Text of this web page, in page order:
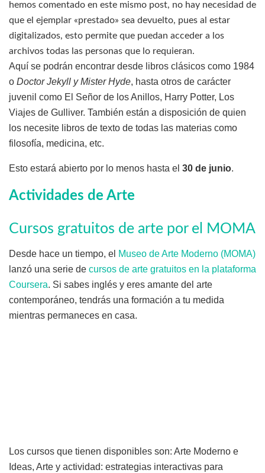
hemos comentado en este mismo post, no hay necesidad de
que el ejemplar «prestado» sea devuelto, pues al estar
digitalizados, esto permite que puedan acceder a los
archivos todas las personas que lo requieran.
Aquí se podrán encontrar desde libros clásicos como 1984
o Doctor Jekyll y Mister Hyde, hasta otros de carácter
juvenil como El Señor de los Anillos, Harry Potter, Los
Viajes de Gulliver. También están a disposición de quien
los necesite libros de texto de todas las materias como
filosofía, medicina, etc.
Esto estará abierto por lo menos hasta el 30 de junio.
Actividades de Arte
Cursos gratuitos de arte por el MOMA
Desde hace un tiempo, el Museo de Arte Moderno (MOMA)
lanzó una serie de cursos de arte gratuitos en la plataforma
Coursera. Si sabes inglés y eres amante del arte
contemporáneo, tendrás una formación a tu medida
mientras permaneces en casa.
Los cursos que tienen disponibles son: Arte Moderno e
Ideas, Arte y actividad: estrategias interactivas para